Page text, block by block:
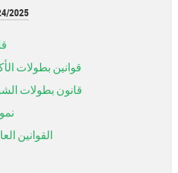
2025
قوانين بطولات
قانون بطولات
القوانين